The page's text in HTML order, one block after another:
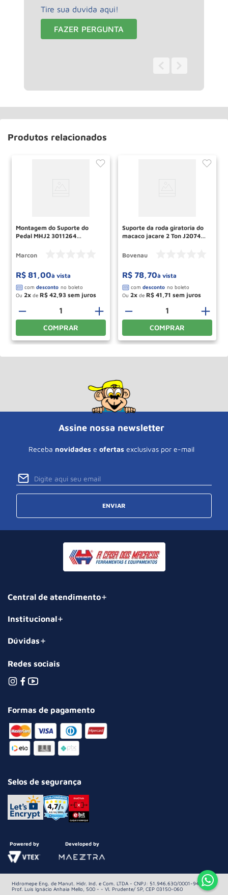
Tire sua duvida aqui!
FAZER PERGUNTA
Produtos relacionados
Montagem do Suporte do
Pedal MHJ2 3011264
Marcon
R$ 81 ,00à vista
Ou 2 de R$ 42,93
＋
－
COMPRAR
Suporte da roda giratoria do
macaco jacare 2 Ton J2074
Bovenau
R$ 78,70à vista
Ou 2 de R$ 41,71
＋
－
COMPRAR
Assine nossa newsletter
Receba novidades e ofertas exclusivas por e-mail
ENVIAR
Central de atendimento
Institucional
Dúvidas
Redes sociais
Formas de pagamento
Selos de segurança
Powered by Developed by
Hidromepe Eng. de Manut. Hidr. Ind. e Com. LTDA - CNPJ: 51.946.630/0001-94 Av.
Prof. Luis Ignácio Anhaia Mello, 500 - - Vl. Prudente/ SP, CEP 03150-060